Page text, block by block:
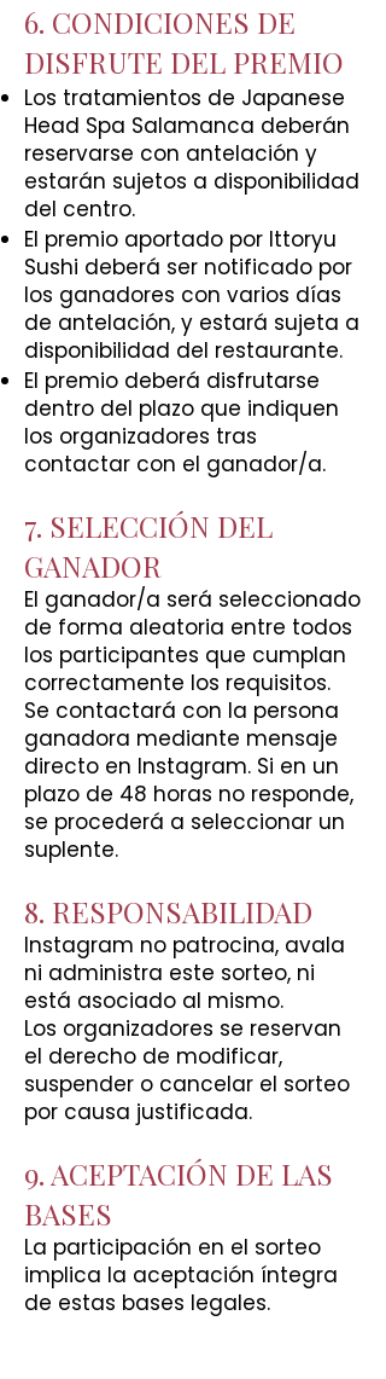
6. CONDICIONES DE
DISFRUTE DEL PREMIO
Los tratamientos de Japanese
Head Spa Salamanca deberán
reservarse con antelación y
estarán sujetos a disponibilidad
del centro.
El premio aportado por Ittoryu
Sushi deberá ser notificado por
los ganadores con varios días
de antelación, y estará sujeta a
disponibilidad del restaurante.
El premio deberá disfrutarse
dentro del plazo que indiquen
los organizadores tras
contactar con el ganador/a.
7. SELECCIÓN DEL
GANADOR
El ganador/a será seleccionado
de forma aleatoria entre todos
los participantes que cumplan
correctamente los requisitos.
Se contactará con la persona
ganadora mediante mensaje
directo en Instagram. Si en un
plazo de 48 horas no responde,
se procederá a seleccionar un
suplente.
8. RESPONSABILIDAD
Instagram no patrocina, avala
ni administra este sorteo, ni
está asociado al mismo.
Los organizadores se reservan
el derecho de modificar,
suspender o cancelar el sorteo
por causa justificada.
9. ACEPTACIÓN DE LAS
BASES
La participación en el sorteo
implica la aceptación íntegra
de estas bases legales.